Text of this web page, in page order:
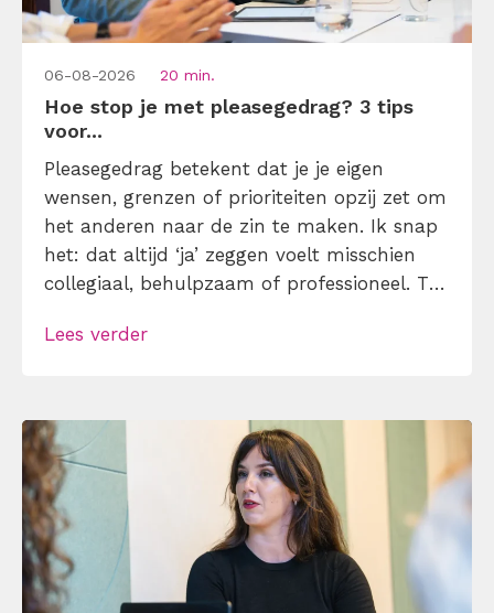
06-08-2026 20 min.
Hoe stop je met pleasegedrag? 3 tips
voor...
Pleasegedrag betekent dat je je eigen
wensen, grenzen of prioriteiten opzij zet om
het anderen naar de zin te maken. Ik snap
het: dat altijd ‘ja’ zeggen voelt misschien
collegiaal, behulpzaam of professioneel. Tot
andermans prioriteiten en je eigen werk
[…]
Lees verder